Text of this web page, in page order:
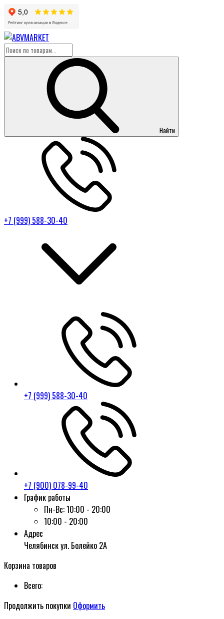
Найти
+7 (999) 588-30-40
+7 (999) 588-30-40
+7 (900) 078-99-40
График работы
Пн-Вс:10:00 - 20:00
10:00 - 20:00
Адрес
Челябинск ул. Болейко 2А
Корзина товаров
Всего:
Продолжить покупки Оформить